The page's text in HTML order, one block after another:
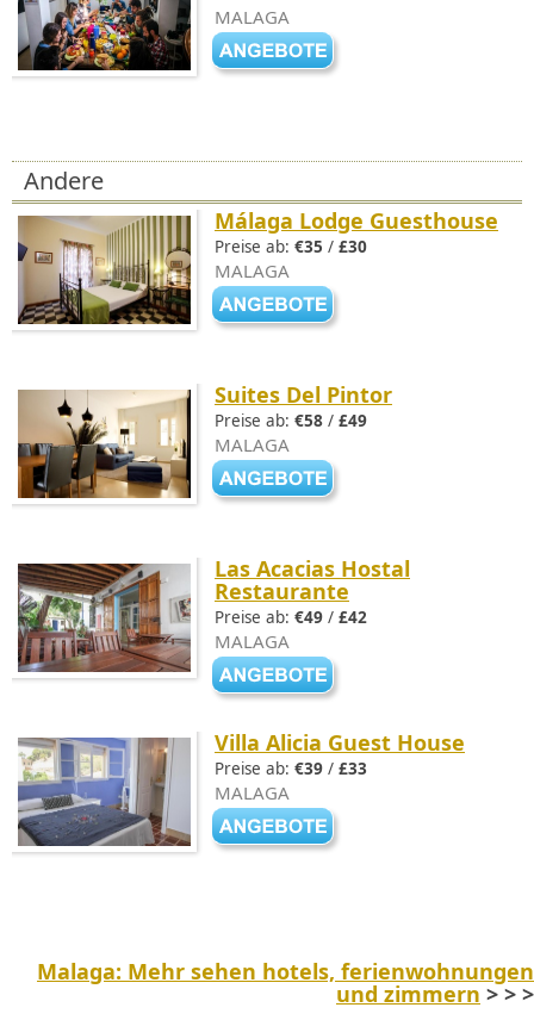
MALAGA
Andere
Málaga Lodge Guesthouse
Preise ab: €35 / £30
MALAGA
Suites Del Pintor
Preise ab: €58 / £49
MALAGA
Las Acacias Hostal
Restaurante
Preise ab: €49 / £42
MALAGA
Villa Alicia Guest House
Preise ab: €39 / £33
MALAGA
Malaga: Mehr sehen hotels, ferienwohnungen
und zimmern > > >